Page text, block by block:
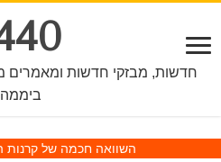
השוואה חכמה של